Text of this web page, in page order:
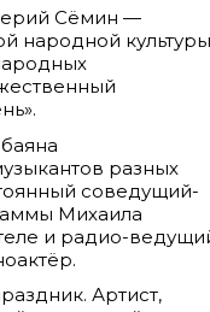
Сёмин —
народной
разных
соведущий-
Михаила
и радио-
Артист,
Реклама: +7 (931) 107 50 00,
Рокоссовского, 16/18, пом. I,
и дата принятия
июля 2020 года,
в сфере связи,
(Роскомнадзор).
Пресса". Главный
«CC 4.0» доступны по
ShareAlike»
4.0 Всемирная
материалов необходимо
персональных